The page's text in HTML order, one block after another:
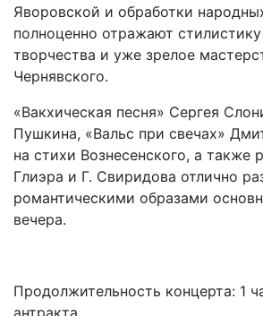
Яворовской и обработки
полноценно отражают стилистику
творчества и уже зрелое
Чернявского.
«Вакхическая песня» Сергея
Пушкина, «Вальс при свечах»
на стихи Вознесенского, а также
Глиэра и Г. Свиридова отлично
романтическими образами
вечера.
Продолжительность концерта: 1
антракта